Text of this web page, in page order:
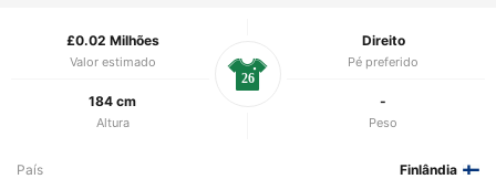
£0.02 Milhões
Valor estimado
Direito
Pé preferido
184 cm
Altura
-
Peso
26
País Finlândia